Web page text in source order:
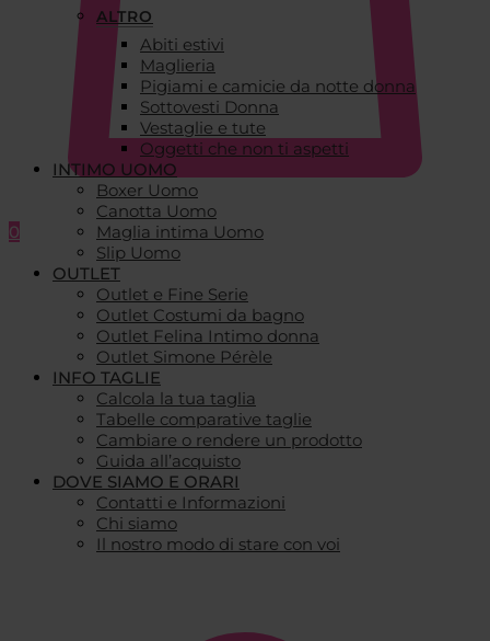
0
ALTRO
Abiti estivi
Maglieria
Pigiami e camicie da notte donna
Sottovesti Donna
Vestaglie e tute
Oggetti che non ti aspetti
INTIMO UOMO
Boxer Uomo
Canotta Uomo
Maglia intima Uomo
Slip Uomo
OUTLET
Outlet e Fine Serie
Outlet Costumi da bagno
Outlet Felina Intimo donna
Outlet Simone Pérèle
INFO TAGLIE
Calcola la tua taglia
Tabelle comparative taglie
Cambiare o rendere un prodotto
Guida all’acquisto
DOVE SIAMO E ORARI
Contatti e Informazioni
Chi siamo
Il nostro modo di stare con voi